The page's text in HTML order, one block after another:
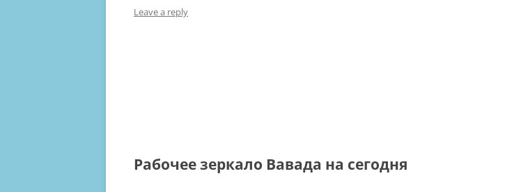
EUROPEAN FINANCE, BUSINESS
Leave a reply
Рабочее зеркало Вавада на сегодня